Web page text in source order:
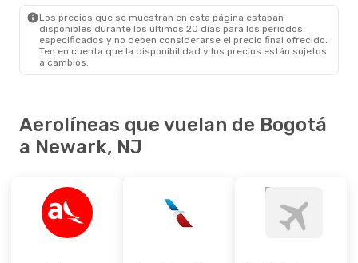
Los precios que se muestran en esta página estaban
disponibles durante los últimos 20 días para los periodos
especificados y no deben considerarse el precio final ofrecido.
Ten en cuenta que la disponibilidad y los precios están sujetos
a cambios.
Aerolíneas que vuelan de Bogotá
a Newark, NJ